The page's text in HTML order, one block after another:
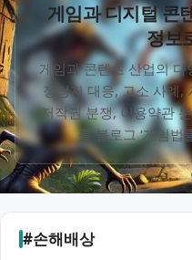
게임과 디지털 콘
정보
게임과 콘텐츠 산업의
정정지 대응, 고소 사례,
저작권 분쟁, 이용약관
#손해배상